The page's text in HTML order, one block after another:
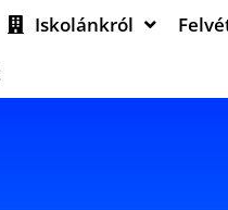
Iskolánkról